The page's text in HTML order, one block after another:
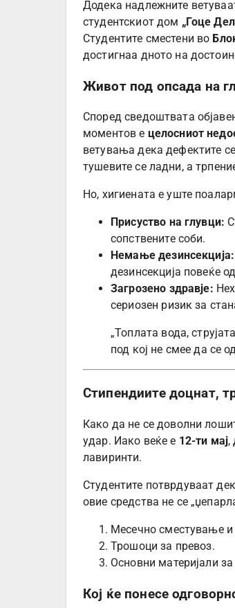
Додека надлежните
студентскиот дом „Гоце
Студентите сместени во
достигнаа дното на
Живот под опсада на
Според сведоштвата
моментов е целосниот
ветувања дека дефектите
тушевите се ладни, а
Но, хигиената е уште
Присуство на глувци:
сопствените соби.
Немање дезинсекција:
дезинсекција повеќе
Загрозено здравје:
сериозен ризик за
„Топлата вода,
под кој не смее да се
Стипендиите доцнат,
Како да не се доволни
удар. Иако веќе е 12-ти мај,
лавиринти.
Студентите потврдуваат
овие средства не се
Месечно сместување и
Трошоци за превоз.
Основни материјали
Кој ќе понесе